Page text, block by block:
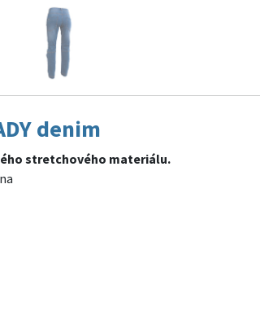
denim
stretchového materiálu.